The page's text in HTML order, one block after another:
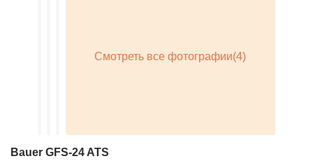
Bauer GFS-24 ATS